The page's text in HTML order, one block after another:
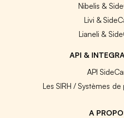
Nibelis &
Livi &
Lianeli &
API &
API
Les SIRH / Systèmes
A